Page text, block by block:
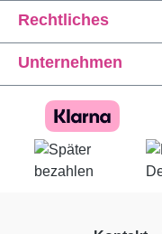
Rechtliches
Unternehmen